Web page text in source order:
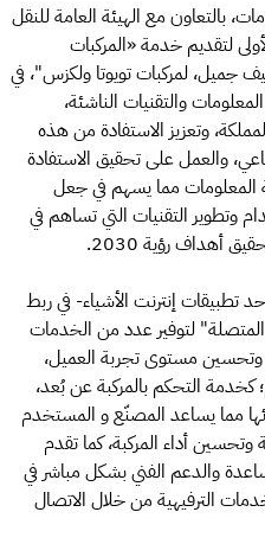
بالتعاون مع الهيئة العامة للنقل
لتقديم خدمة «المركبات
جميل، لمركبات تويوتا ولكزس"، في
والتقنيات الناشئة،
وتعزيز الاستفادة من هذه
والعمل على تحقيق الاستفادة
المعلومات مما يسهم في جعل
وتطوير التقنيات التي تساهم في
أهداف رؤية 2030.
تطبيقات إنترنت الأشياء- في ربط
لتوفير عدد من الخدمات
وتحسين مستوى تجربة العميل،
التحكم بالمركبة عن بُعد،
مما يساعد المصنّع و المستخدم
وتحسين أداء المركبة، كما تقدم
والدعم الفني بشكل مباشر في
الترفيهية من خلال الاتصال